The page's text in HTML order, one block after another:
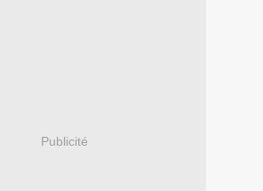
Publicité